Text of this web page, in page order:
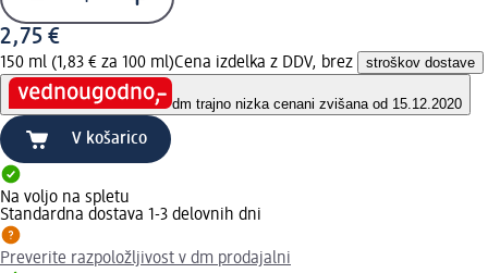
2,75 €
150 ml (1,83 € za 100 ml)Cena izdelka z DDV, brez stroškov dostave
dm trajno nizka cenani zvišana od 15.12.2020
V košarico
Na voljo na spletu
Standardna dostava 1-3 delovnih dni
Preverite razpoložljivost v dm prodajalni